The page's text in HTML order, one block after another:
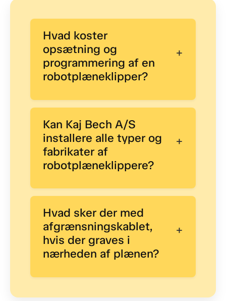
Hvad koster
opsætning og
programmering af en
robotplæneklipper?
+
Kan Kaj Bech A/S
installere alle typer og
fabrikater af
robotplæneklippere?
+
Hvad sker der med
afgrænsningskablet,
hvis der graves i
nærheden af plænen?
+